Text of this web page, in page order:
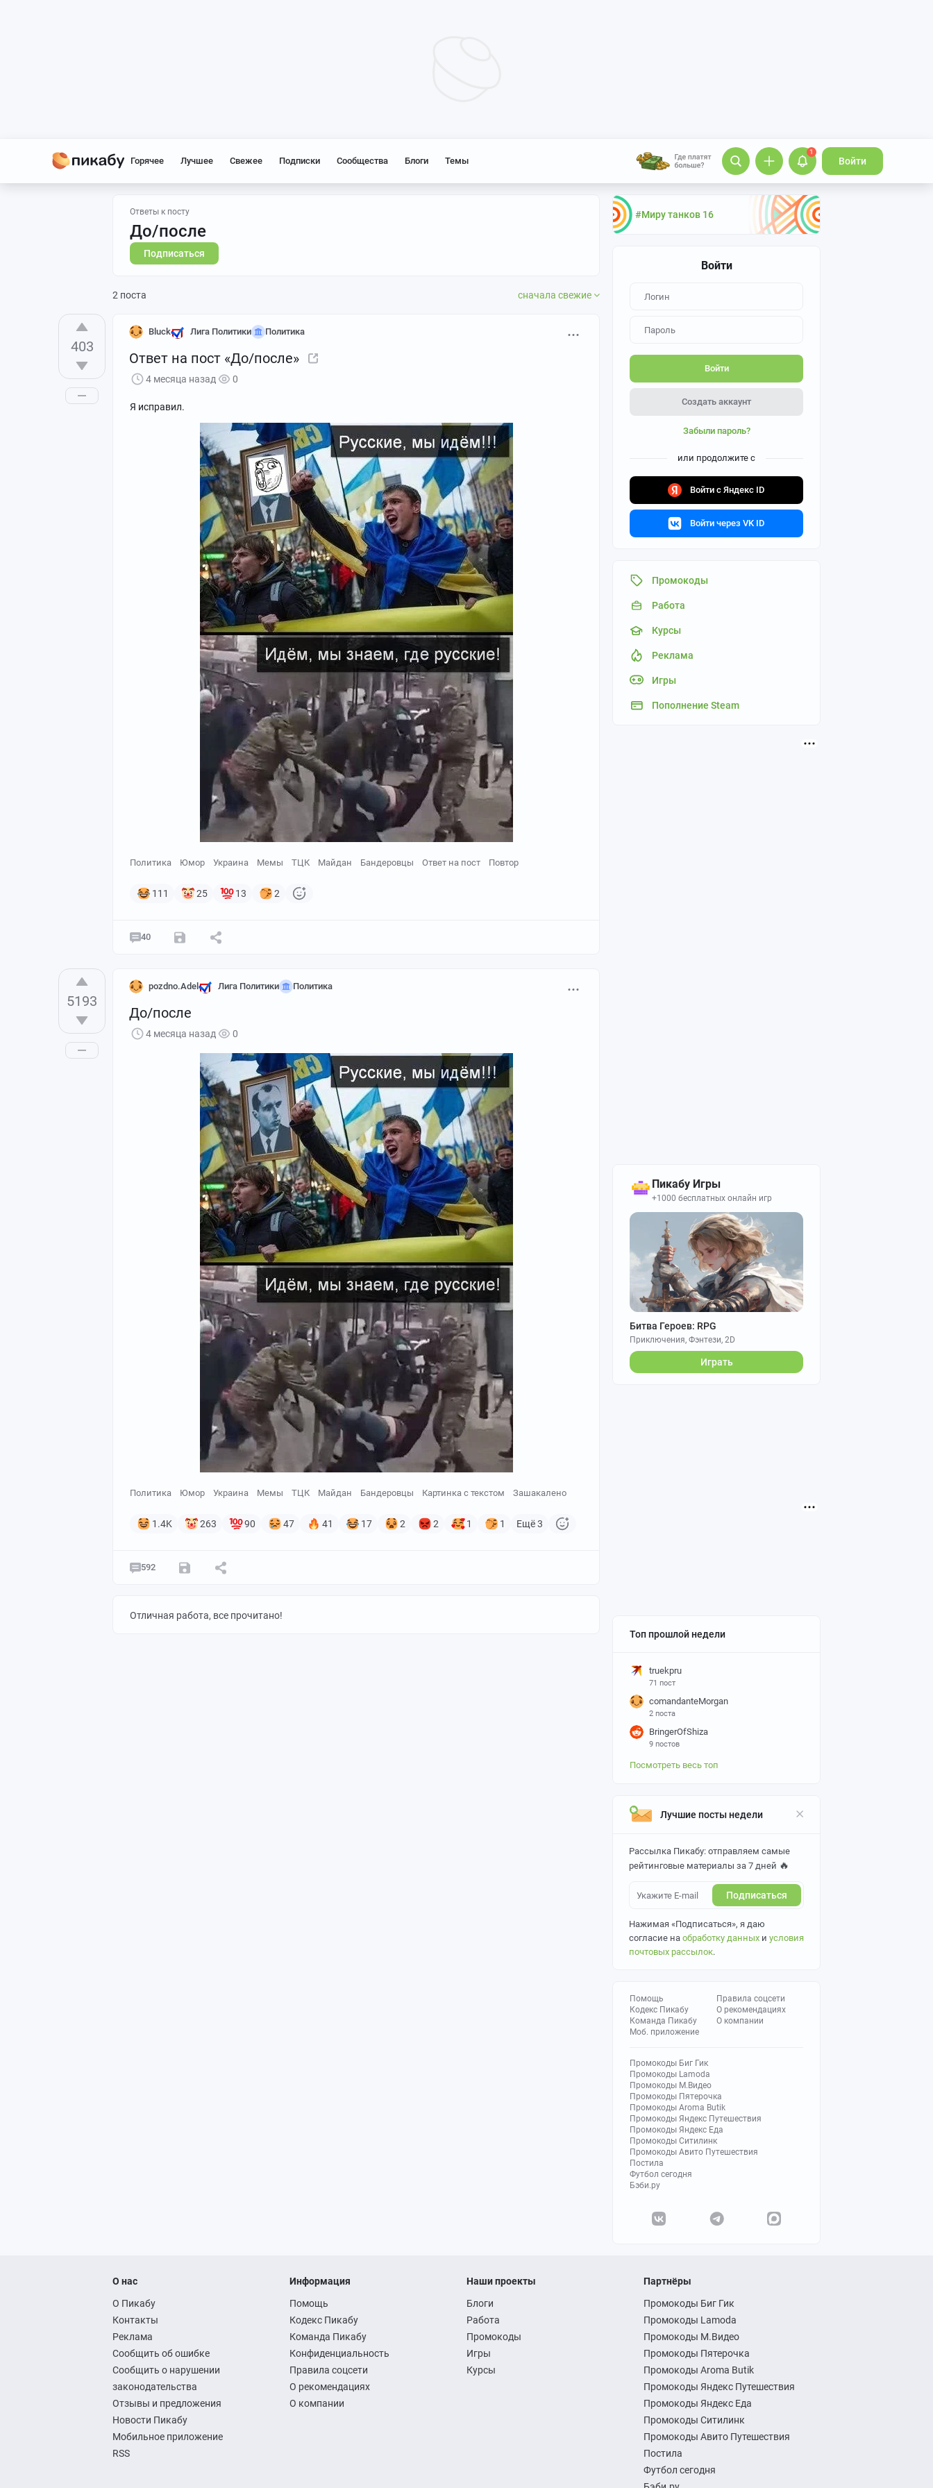
Горячее Лучшее Свежее Подписки Сообщества Блоги Темы
1
Войти
#Миру танков 16
Войти
Войти
Создать аккаунт
Забыли пароль?
или продолжите с
Войти с Яндекс ID
Войти через VK ID
Промокоды
Работа
Курсы
Реклама
Игры
Пополнение Steam
Пикабу Игры
+1000 бесплатных онлайн игр
Битва Героев: RPG
Приключения, Фэнтези, 2D
Играть
Топ прошлой недели
truekpru
71 пост
comandanteMorgan
2 поста
BringerOfShiza
9 постов
Посмотреть весь топ
Лучшие посты недели
Рассылка Пикабу: отправляем самые
рейтинговые материалы за 7 дней 🔥
Подписаться
Нажимая «Подписаться», я даю
согласие на обработку данных и условия
почтовых рассылок.
Помощь
Кодекс Пикабу
Команда Пикабу
Моб. приложение
Правила соцсети
О рекомендациях
О компании
Промокоды Биг Гик
Промокоды Lamoda
Промокоды М.Видео
Промокоды Пятерочка
Промокоды Aroma Butik
Промокоды Яндекс Путешествия
Промокоды Яндекс Еда
Промокоды Ситилинк
Промокоды Авито Путешествия
Постила
Футбол сегодня
Бэби.ру
Ответы к посту
До/после
Подписаться
2 поста сначала свежие
403
Bluck Лига Политики Политика
Ответ на пост «До/после»
4 месяца назад 0
Я исправил.
Политика Юмор Украина Мемы ТЦК Майдан Бандеровцы Ответ на пост Повтор
111 25 13 2
40
5193
pozdno.Adel Лига Политики Политика
До/после
4 месяца назад 0
Политика Юмор Украина Мемы ТЦК Майдан Бандеровцы Картинка с текстом Зашакалено
1.4K 263 90 47 41 17 2 2 1 1 Ещё 3
592
Отличная работа, все прочитано!
О нас
О Пикабу
Контакты
Реклама
Сообщить об ошибке
Сообщить о нарушении
законодательства
Отзывы и предложения
Новости Пикабу
Мобильное приложение
RSS
Информация
Помощь
Кодекс Пикабу
Команда Пикабу
Конфиденциальность
Правила соцсети
О рекомендациях
О компании
Наши проекты
Блоги
Работа
Промокоды
Игры
Курсы
Партнёры
Промокоды Биг Гик
Промокоды Lamoda
Промокоды М.Видео
Промокоды Пятерочка
Промокоды Aroma Butik
Промокоды Яндекс Путешествия
Промокоды Яндекс Еда
Промокоды Ситилинк
Промокоды Авито Путешествия
Постила
Футбол сегодня